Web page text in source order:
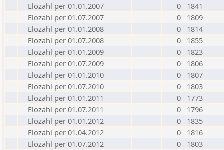
Elozahl per 01.01.2007
0
1841
Elozahl per 01.07.2007
0
1809
Elozahl per 01.01.2008
0
1814
Elozahl per 01.07.2008
0
1855
Elozahl per 01.01.2009
0
1823
Elozahl per 01.07.2009
0
1806
Elozahl per 01.01.2010
0
1807
Elozahl per 01.07.2010
0
1803
Elozahl per 01.01.2011
0
1773
Elozahl per 01.07.2011
0
1796
Elozahl per 01.01.2012
0
1835
Elozahl per 01.04.2012
0
1816
Elozahl per 01.07.2012
0
1803